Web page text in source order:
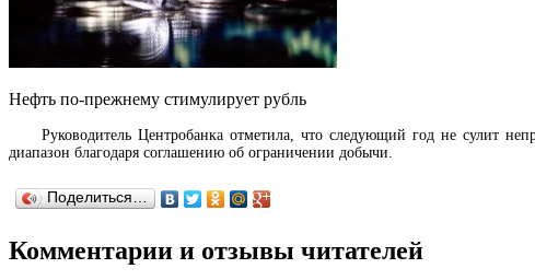
Нефть по-прежнему стимулирует рубль
Руководитель Центробанка отметила, что следующий год не сулит
диапазон благодаря соглашению об ограничении добычи.
Поделиться…
Комментарии и отзывы читателей